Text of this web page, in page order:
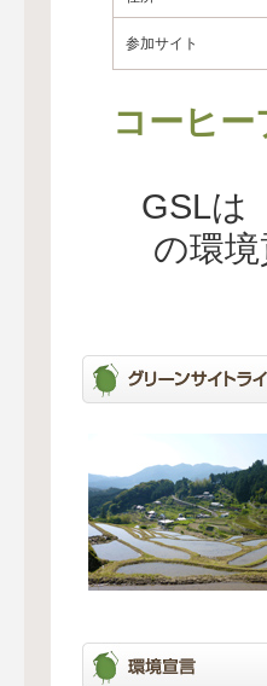
参加サイト
コーヒ
GSLは
の環